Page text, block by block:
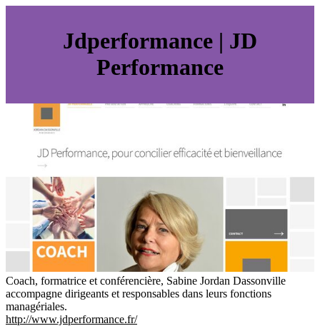
Jdperfor­man­ce | JD
Performance
Coach, formatrice et conférencière, Sabine Jordan Dassonville
accompagne dirigeants et responsables dans leurs fonctions
managériales.
http://www.jdperformance.fr/